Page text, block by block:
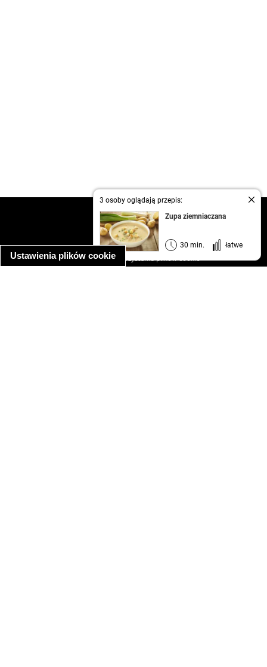
Ustawienia plików cookie
3 osoby oglądają przepis:
Zupa ziemniaczana
30 min. łatwe
kontakt
regulamin
informacja o prywatności
informacja o wykorzystaniu plików cookie